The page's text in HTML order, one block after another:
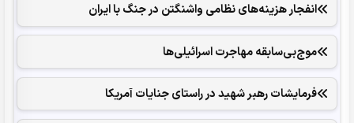
انفجار هزینه‌های نظامی واشنگتن در جنگ با ایران
موج‌بی‌سابقه مهاجرت اسرائیلی‌ها
فرمایشات رهبر شهید در راستای جنایات آمریکا